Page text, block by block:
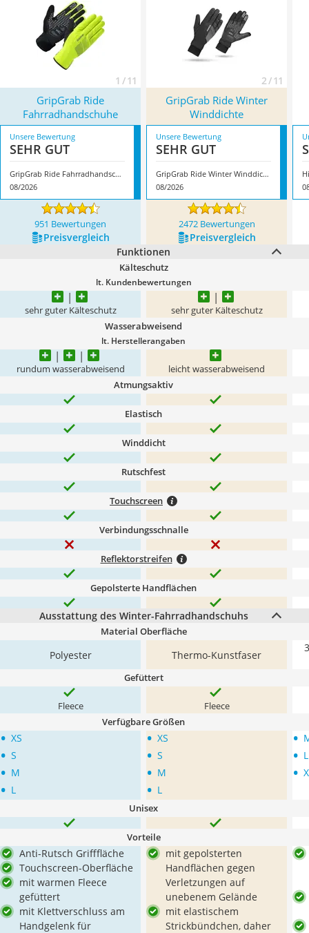
Fahrradhandschuhe
mit seinen Eigenschaften.
1 / 11 2 / 11
GripGrab Ride
Fahrradhandschuhe
GripGrab Ride Winter
Winddichte
Unsere Bewertung
SEHR GUT
GripGrab Ride Fahrradhandschuhe
08/2026
Unsere Bewertung
SEHR GUT
GripGrab Ride Winter Winddichte
08/2026
951 Bewertungen 2472 Bewertungen
Preis­vergleich
Preis­vergleich
Funktionen
Kälteschutz
lt. Kundenbewertungen
sehr guter Kälteschutz sehr guter Kälteschutz
Wasserabweisend
lt. Herstellerangaben
rundum wasserabweisend leicht wasserabweisend
Atmungsaktiv
Elastisch
Winddicht
Rutschfest
Touchscreen
Verbindungsschnalle
Reflektorstreifen
Gepolsterte Handflächen
Ausstattung des Winter-Fahrradhandschuhs
Material Oberfläche
Polyester Thermo-Kunstfaser
Gefüttert
Fleece Fleece
Verfügbare Größen
• XS
• S
• M
• L
• XS
• S
• M
• L
•
• L
•
Unisex
Vorteile
Anti-Rutsch Grifffläche
Touchscreen-Oberfläche
mit warmen Fleece
gefüttert
mit Klettverschluss am
Handgelenk für
mit gepolsterten
Handflächen gegen
Verletzungen auf
unebenem Gelände
mit elastischem
Strickbündchen, daher